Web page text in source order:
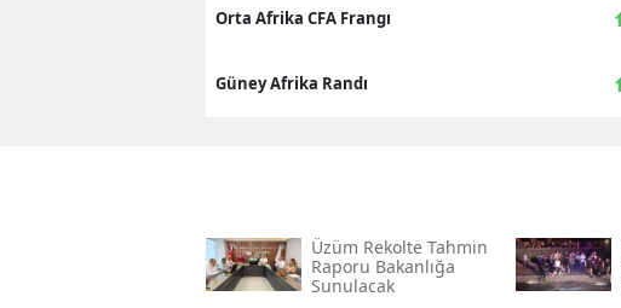
Orta Afrika CFA Frangı
Güney Afrika Randı
Üzüm Rekolte Tahmin
Raporu Bakanlığa
Sunulacak